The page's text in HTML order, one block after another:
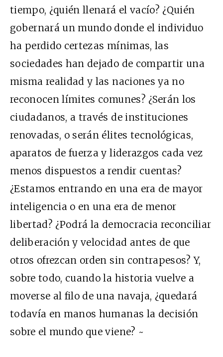
tiempo, ¿quién llenará el vacío? ¿Quién
gobernará un mundo donde el individuo
ha perdido certezas mínimas, las
sociedades han dejado de compartir una
misma realidad y las naciones ya no
reconocen límites comunes? ¿Serán los
ciudadanos, a través de instituciones
renovadas, o serán élites tecnológicas,
aparatos de fuerza y liderazgos cada vez
menos dispuestos a rendir cuentas?
¿Estamos entrando en una era de mayor
inteligencia o en una era de menor
libertad? ¿Podrá la democracia reconciliar
deliberación y velocidad antes de que
otros ofrezcan orden sin contrapesos? Y,
sobre todo, cuando la historia vuelve a
moverse al filo de una navaja, ¿quedará
todavía en manos humanas la decisión
sobre el mundo que viene? ~